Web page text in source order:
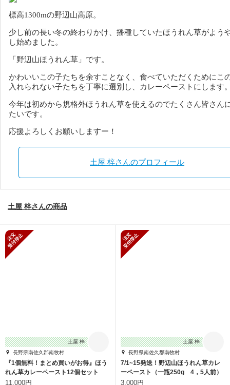
標高1300mの野辺山高原。
少し前の長い冬の終わりかけ、播種していたほうれん草がよう
し始めました。
「野辺山ほうれん草」です。
かわいいこの子たちを余すことなく、食べていただくためにこ
入れられない子たちを丁寧に選別し、カレーペーストにします
今年は初めから規格外ほうれん草を使えるのでたくさん皆さん
たいです。
応援よろしくお願いしますー！
土屋 梓さんのプロフィール
土屋 梓さんの商品
土屋 梓
長野県南佐久郡南牧村
『1個無料！まとめ買いがお得』ほう
れん草カレーペースト12個セット
11,000円
土屋 梓
長野県南佐久郡南牧村
7/1~15発送！野辺山ほうれん草カレ
ーペースト（一瓶250g 4，5人前）
3,000円